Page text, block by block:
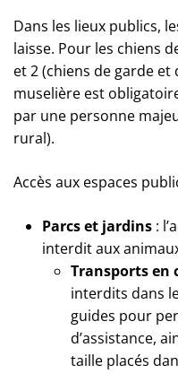
Dans les lieux publics,
laisse. Pour les chiens
et 2 (chiens de garde et
muselière est
par une personne
rural).
Accès aux espaces
Parcs et jardins :
interdit aux
Transports en
interdits dans
guides pour
d’assistance,
taille placés